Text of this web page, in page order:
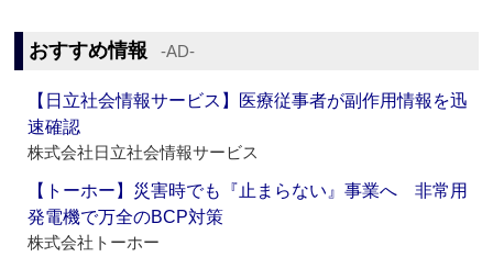
おすすめ情報 ‐AD‐
【日立社会情報サービス】医療従事者が副作用情報を迅
速確認
株式会社日立社会情報サービス
【トーホー】災害時でも『止まらない』事業へ 非常用
発電機で万全のBCP対策
株式会社トーホー